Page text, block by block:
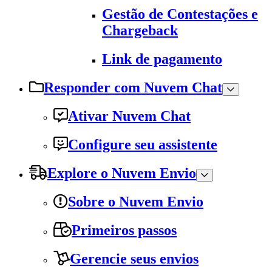
Gestão de Contestações e
Chargeback
Link de pagamento
Responder com Nuvem Chat
Ativar Nuvem Chat
Configure seu assistente
Explore o Nuvem Envio
Sobre o Nuvem Envio
Primeiros passos
Gerencie seus envios